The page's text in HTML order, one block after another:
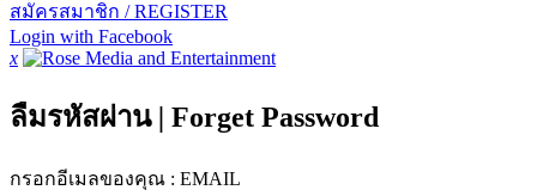
สมัครสมาชิก / REGISTER
Login with Facebook
x
ลืมรหัสผ่าน | Forget Password
กรอกอีเมลของคุณ : EMAIL